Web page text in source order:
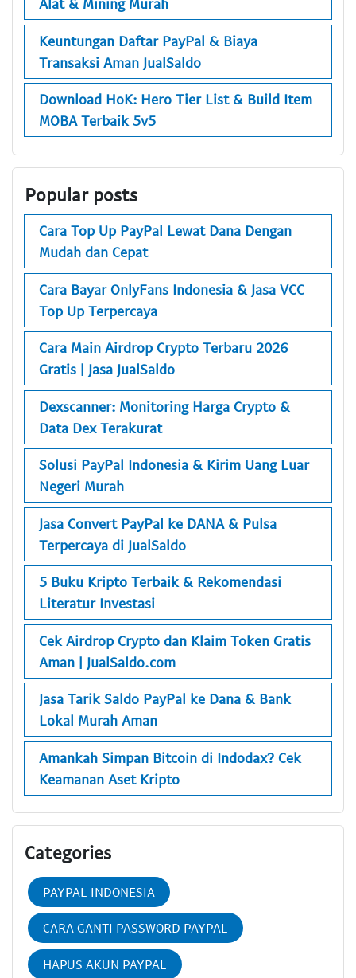
Keuntungan Daftar PayPal & Biaya
Transaksi Aman JualSaldo
Download HoK: Hero Tier List & Build Item
MOBA Terbaik 5v5
Popular posts
Cara Top Up PayPal Lewat Dana Dengan
Mudah dan Cepat
Cara Bayar OnlyFans Indonesia & Jasa VCC
Top Up Terpercaya
Cara Main Airdrop Crypto Terbaru 2026
Gratis | Jasa JualSaldo
Dexscanner: Monitoring Harga Crypto &
Data Dex Terakurat
Solusi PayPal Indonesia & Kirim Uang Luar
Negeri Murah
Jasa Convert PayPal ke DANA & Pulsa
Terpercaya di JualSaldo
5 Buku Kripto Terbaik & Rekomendasi
Literatur Investasi
Cek Airdrop Crypto dan Klaim Token Gratis
Aman | JualSaldo.com
Jasa Tarik Saldo PayPal ke Dana & Bank
Lokal Murah Aman
Amankah Simpan Bitcoin di Indodax? Cek
Keamanan Aset Kripto
Categories
PAYPAL INDONESIA
CARA GANTI PASSWORD PAYPAL
HAPUS AKUN PAYPAL